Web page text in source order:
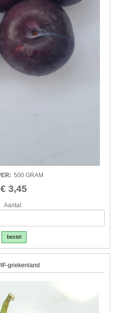
: 500 GRAM
€ 3,45
Aantal:
bestel
griekenland